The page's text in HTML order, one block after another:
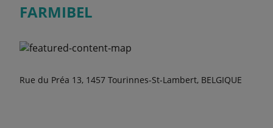
FARMIBEL
Rue du Préa 13, 1457 Tourinnes-St-Lambert, BELGIQUE